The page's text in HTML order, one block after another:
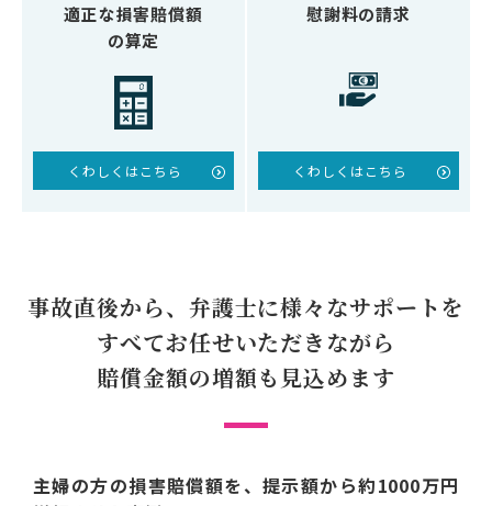
適正な損害賠償額
の算定
くわしくはこちら
慰謝料の請求
くわしくはこちら
事故直後から、弁護士に様々なサポートを
すべてお任せいただきながら
賠償金額の増額も見込めます
主婦の方の損害賠償額を、提示額から約1000万円